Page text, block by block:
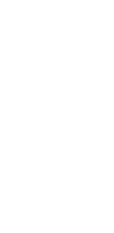
1979
начаться с
AMERICAN
способности